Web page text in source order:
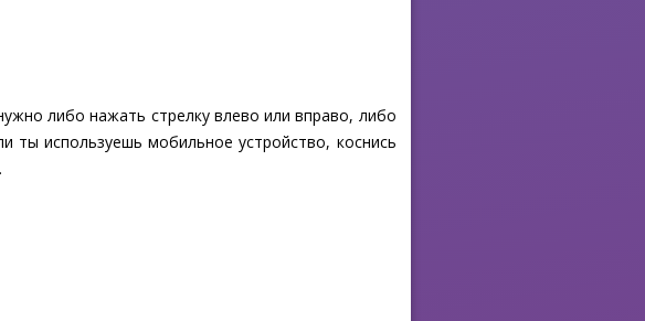
либо нажать стрелку влево или вправо, либо
ты используешь мобильное устройство, коснись